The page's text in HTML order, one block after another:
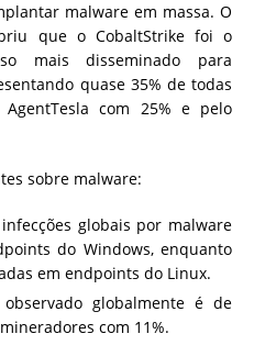
malware em massa. O
que o CobaltStrike foi o
mais disseminado para
quase 35% de todas
com 25% e pelo
sobre malware:
globais por malware
do Windows, enquanto
em endpoints do Linux.
globalmente é de
com 11%.